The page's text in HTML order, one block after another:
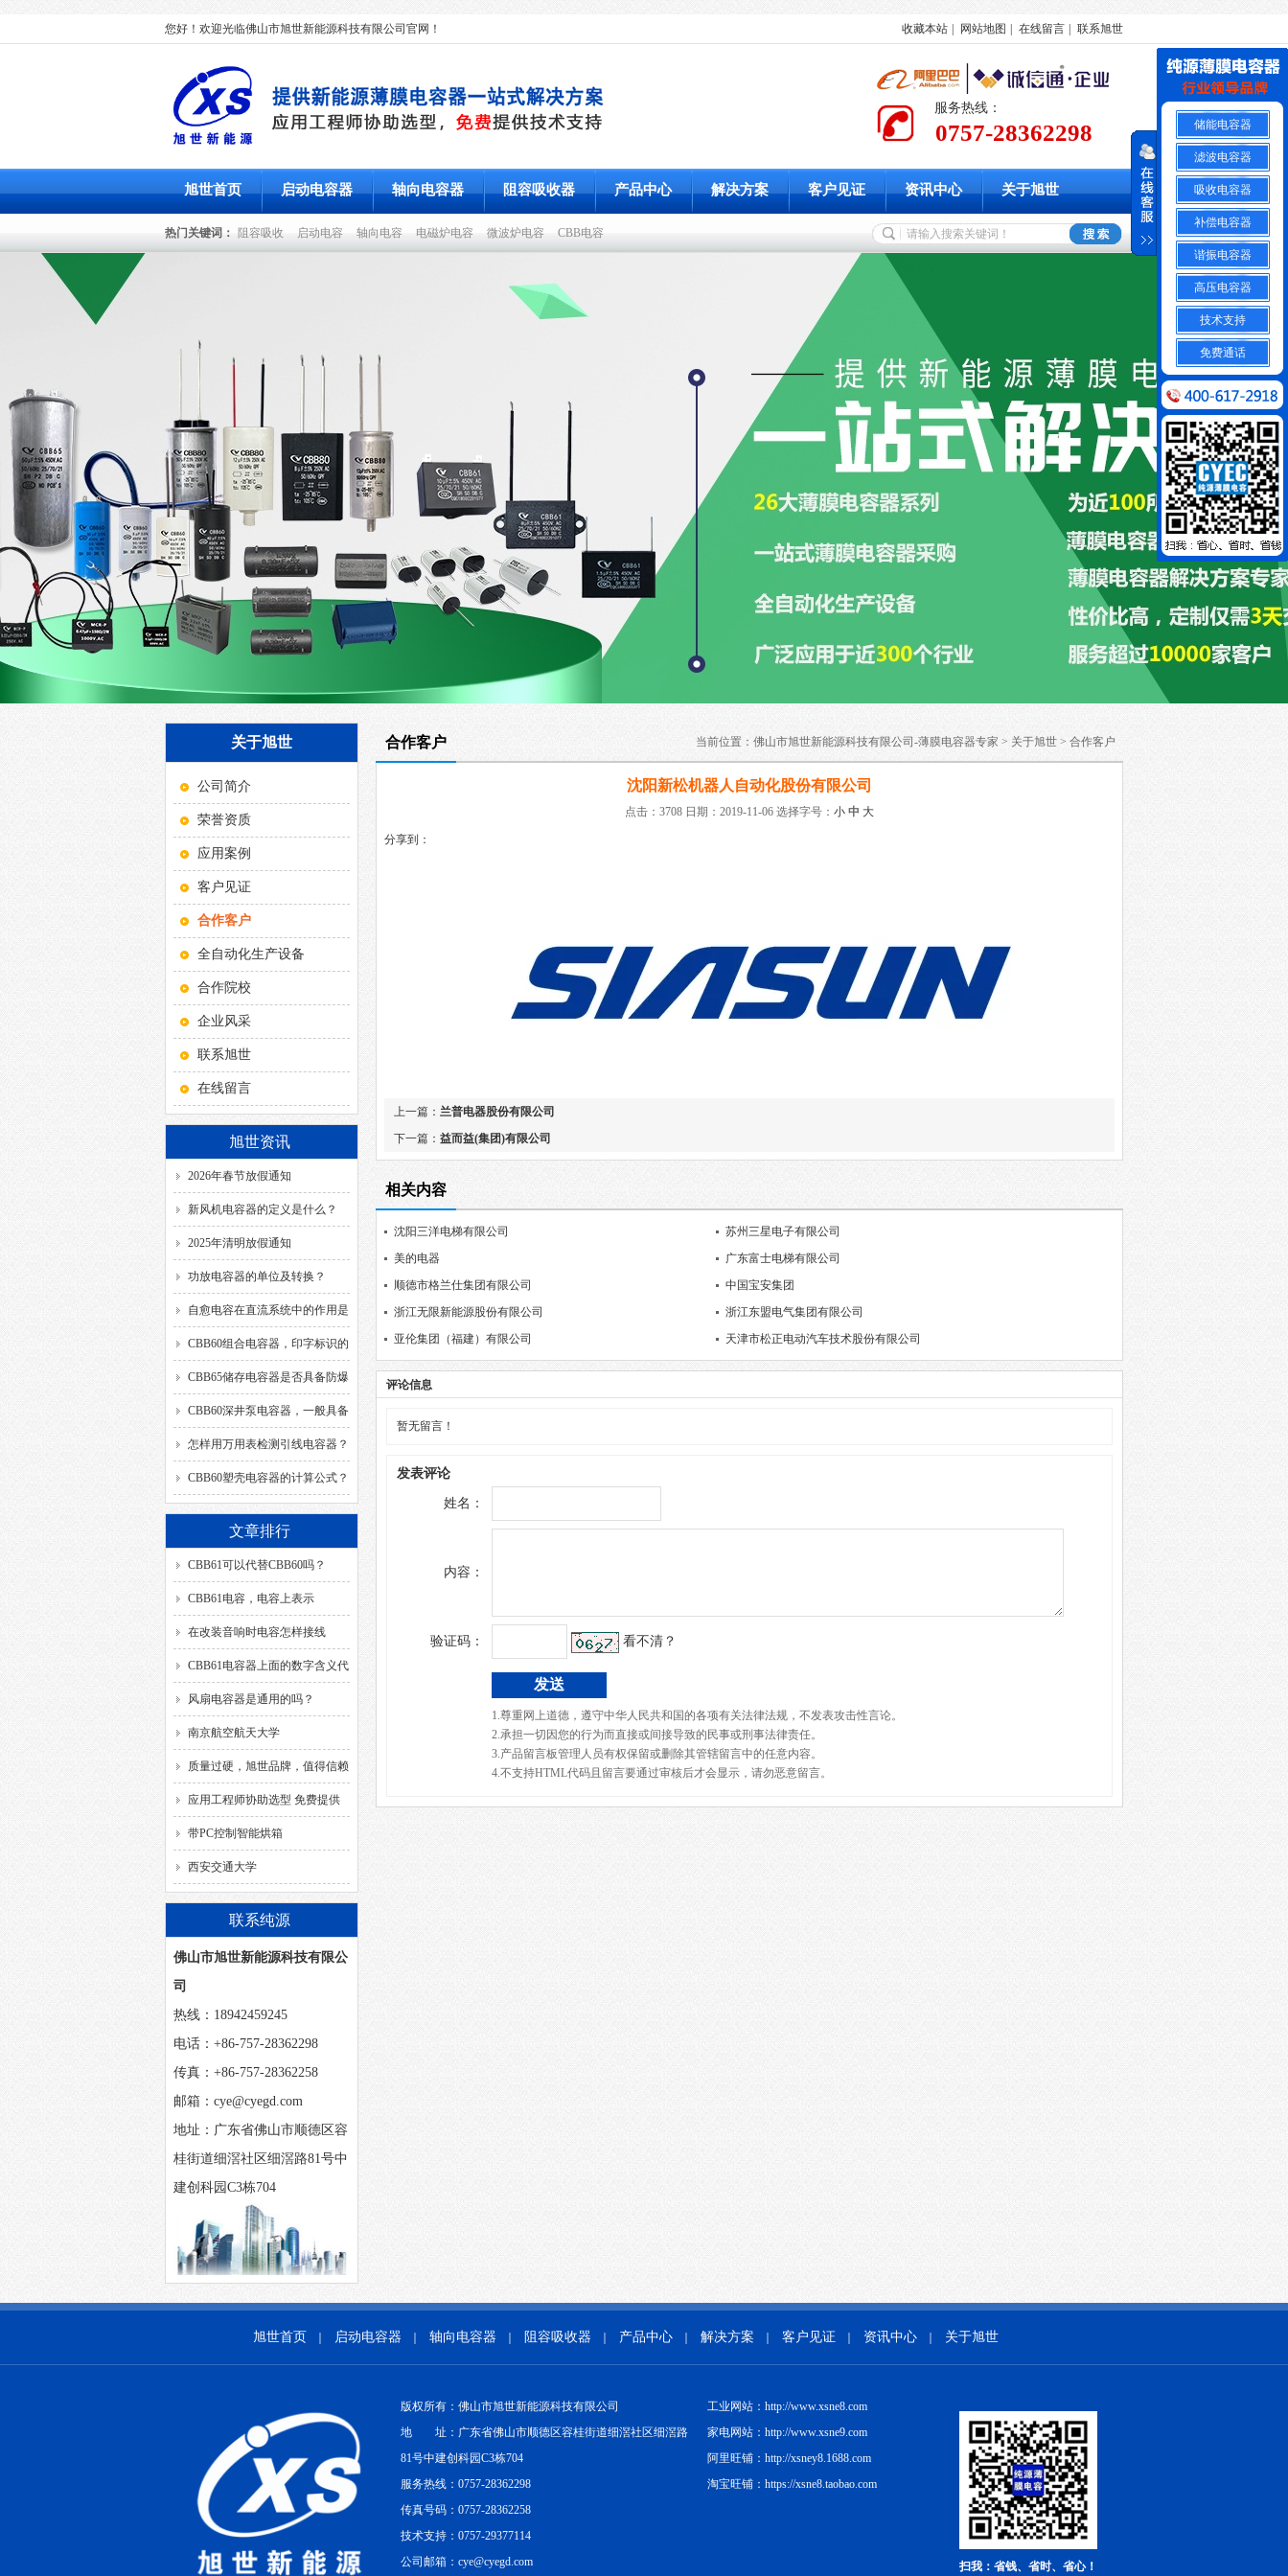
您好！欢迎光临佛山市旭世新能源科技有限公司官网！ 收藏本站 网站地图 在线留言 联系旭世
服务热线：
0757-28362298
旭世首页 启动电容器 轴向电容器 阻容吸收器 产品中心 解决方案 客户见证 资讯中心 关于旭世
热门关键词： 阻容吸收 启动电容 轴向电容 电磁炉电容 微波炉电容 CBB电容
关于旭世
公司简介
荣誉资质
应用案例
客户见证
合作客户
全自动化生产设备
合作院校
企业风采
联系旭世
在线留言
旭世资讯
2026年春节放假通知
新风机电容器的定义是什么？
2025年清明放假通知
功放电容器的单位及转换？
自愈电容在直流系统中的作用是
什么？
CBB60组合电容器，印字标识的
SH、DB、C、40/85/21、
50/60HZ分别代表什么意思？
CBB65储存电容器是否具备防爆
功能？
CBB60深井泵电容器，一般具备
哪几种引出方式？
怎样用万用表检测引线电容器？
CBB60塑壳电容器的计算公式？
文章排行
CBB61可以代替CBB60吗？
CBB61电容，电容上表示
的“SH”代表什么含义？
在改装音响时电容怎样接线
CBB61电容器上面的数字含义代
表？
风扇电容器是通用的吗？
南京航空航天大学
质量过硬，旭世品牌，值得信赖
应用工程师协助选型 免费提供
解决方案
带PC控制智能烘箱
西安交通大学
联系纯源
佛山市旭世新能源科技有限公
司
热线：18942459245
电话：+86-757-28362298
传真：+86-757-28362258
邮箱：cye@cyegd.com
地址：广东省佛山市顺德区容
桂街道细滘社区细滘路81号中
建创科园C3栋704
合作客户 当前位置： 佛山市旭世新能源科技有限公司-薄膜电容器专家 > 关于旭世 > 合作客户
沈阳新松机器人自动化股份有限公司
点击：3708 日期：2019-11-06 选择字号： 小 中 大
分享到：
上一篇： 兰普电器股份有限公司
下一篇： 益而益(集团)有限公司
相关内容
沈阳三洋电梯有限公司
苏州三星电子有限公司
美的电器
广东富士电梯有限公司
顺德市格兰仕集团有限公司
中国宝安集团
浙江无限新能源股份有限公司
浙江东盟电气集团有限公司
亚伦集团（福建）有限公司
天津市松正电动汽车技术股份有限公司
评论信息
暂无留言！
发表评论
姓名：
内容：
验证码： 看不清？
1.尊重网上道德，遵守中华人民共和国的各项有关法律法规，不发表攻击性言论。
2.承担一切因您的行为而直接或间接导致的民事或刑事法律责任。
3.产品留言板管理人员有权保留或删除其管辖留言中的任意内容。
4.不支持HTML代码且留言要通过审核后才会显示，请勿恶意留言。
旭世首页 启动电容器 轴向电容器 阻容吸收器 产品中心 解决方案 客户见证 资讯中心 关于旭世
版权所有：佛山市旭世新能源科技有限公司
地 址：广东省佛山市顺德区容桂街道细滘社区细滘路
81号中建创科园C3栋704
服务热线：0757-28362298
传真号码：0757-28362258
技术支持：0757-29377114
公司邮箱：cye@cyegd.com
工业网站：http://www.xsne8.com
家电网站：http://www.xsne9.com
阿里旺铺：http://xsney8.1688.com
淘宝旺铺：https://xsne8.taobao.com
扫我：省钱、省时、省心！
储能电容器
滤波电容器
吸收电容器
补偿电容器
谐振电容器
高压电容器
技术支持
免费通话